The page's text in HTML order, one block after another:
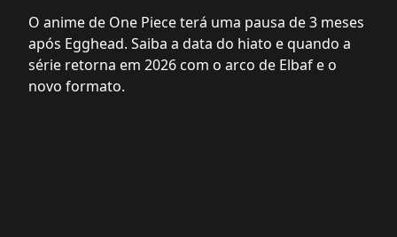
O anime de One Piece terá uma pausa de 3 meses
após Egghead. Saiba a data do hiato e quando a
série retorna em 2026 com o arco de Elbaf e o
novo formato.